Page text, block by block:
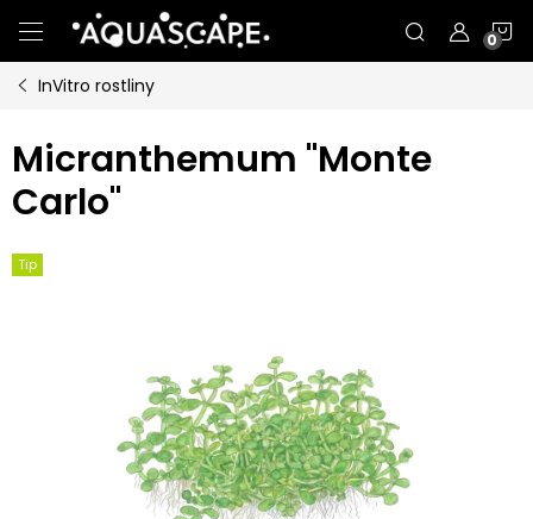
na
obsah
InVitro rostliny
Micranthemum "Monte
Carlo"
Tip